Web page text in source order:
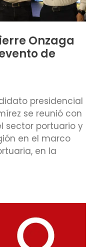
Onzaga
de
presidencial
se reunió con
sector portuario y
en el marco
en la